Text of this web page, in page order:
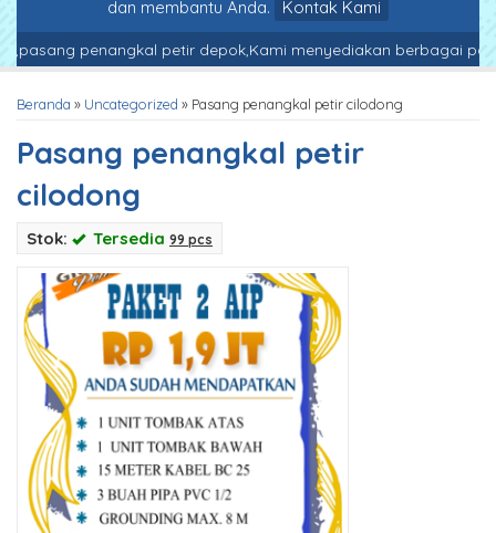
dan membantu Anda.
Kontak Kami
penangkal petir depok,Kami menyediakan berbagai
Beranda » Uncategorized » Pasang penangkal petir cilodong
Pasang penangkal petir
cilodong
Stok: Tersedia 99 pcs